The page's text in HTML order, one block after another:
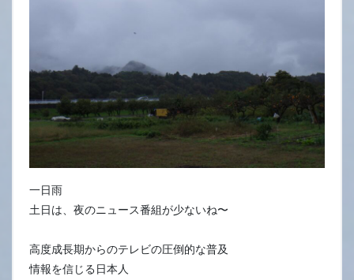
一日雨
土日は、夜のニュース番組が少ないね〜
高度成長期からのテレビの圧倒的な普及
情報を信じる日本人